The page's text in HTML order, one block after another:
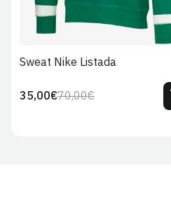
Sweat Nike Listada
Preço
70,00€Preço
35,00€